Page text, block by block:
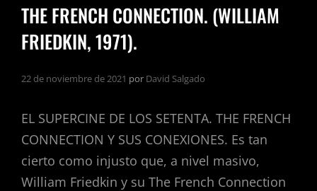
THE FRENCH CONNECTION. (WILLIAM
FRIEDKIN, 1971).
22 de noviembre de 2021 por David Salgado
EL SUPERCINE DE LOS SETENTA. THE FRENCH
CONNECTION Y SUS CONEXIONES. Es tan
cierto como injusto que, a nivel masivo,
William Friedkin y su The French Connection